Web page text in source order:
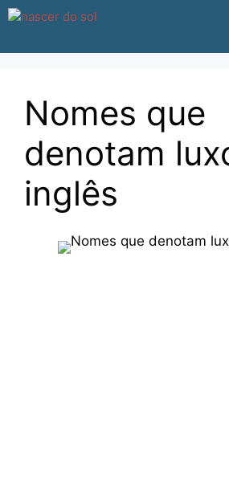
Pular
o
Nomes que
denotam
inglês